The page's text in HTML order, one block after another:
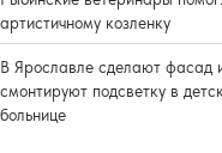
артистичному козленку
В Ярославле сделают фасад
смонтируют подсветку в
больнице